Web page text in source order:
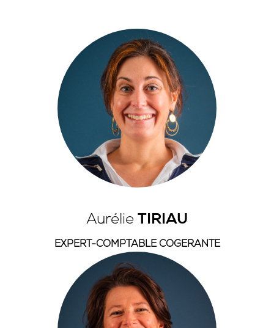
Aurélie TIRIAU
EXPERT-COMPTABLE COGERANTE